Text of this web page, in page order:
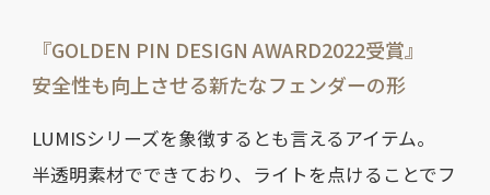
『GOLDEN PIN DESIGN AWARD2022受賞』
安全性も向上させる新たなフェンダーの形
LUMISシリーズを象徴するとも言えるアイテム。
半透明素材でできており、ライトを点けることでフ